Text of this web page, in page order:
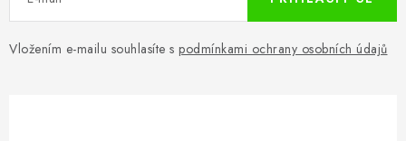
Vložením e-mailu souhlasíte s podmínkami ochrany osobních údajů